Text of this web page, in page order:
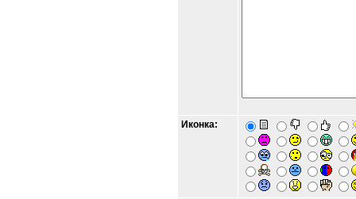
Иконка: